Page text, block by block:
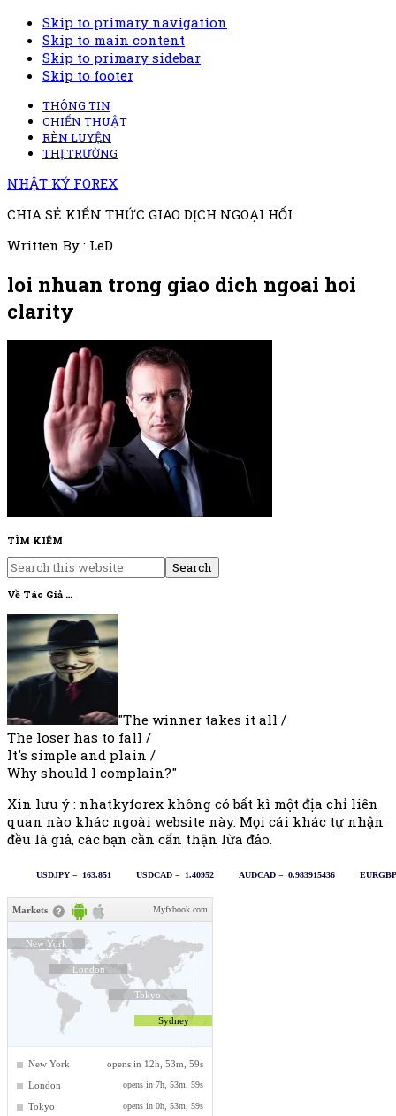
Skip to primary navigation
Skip to main content
Skip to primary sidebar
Skip to footer
THÔNG TIN
CHIẾN THUẬT
RÈN LUYỆN
THỊ TRƯỜNG
NHẬT KÝ FOREX
CHIA SẺ KIẾN THỨC GIAO DỊCH NGOẠI HỐI
Written By : LeD
loi nhuan trong giao dich ngoai hoi
clarity
Primary
Sidebar
TÌM KIẾM
Search
this
website
Về Tác Giả …
"The winner takes it all /
The loser has to fall /
It's simple and plain /
Why should I complain?"
Xin lưu ý : nhatkyforex không có bất kì một địa chỉ liên
quan nào khác ngoài website này. Mọi cái khác tự nhận
đều là giả, các bạn cần cẩn thận lừa đảo.